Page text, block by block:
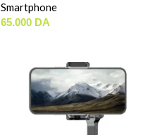
Smartphone
65.000 DA